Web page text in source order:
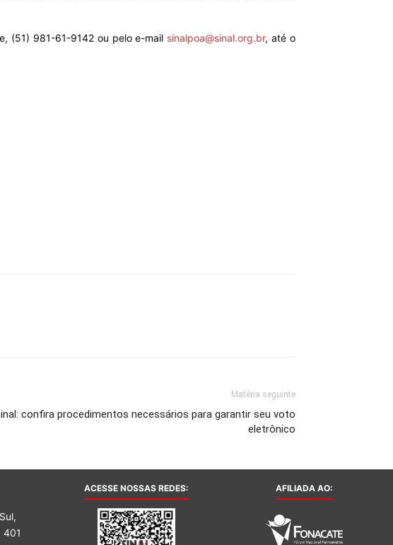
(51) 981-61-9142 ou pelo e-mail sinalpoa@sinal.org.br, até o
Matéria seguinte
confira procedimentos necessários para garantir seu voto
eletrônico
401
ACESSE NOSSAS REDES: AFILIADA AO: